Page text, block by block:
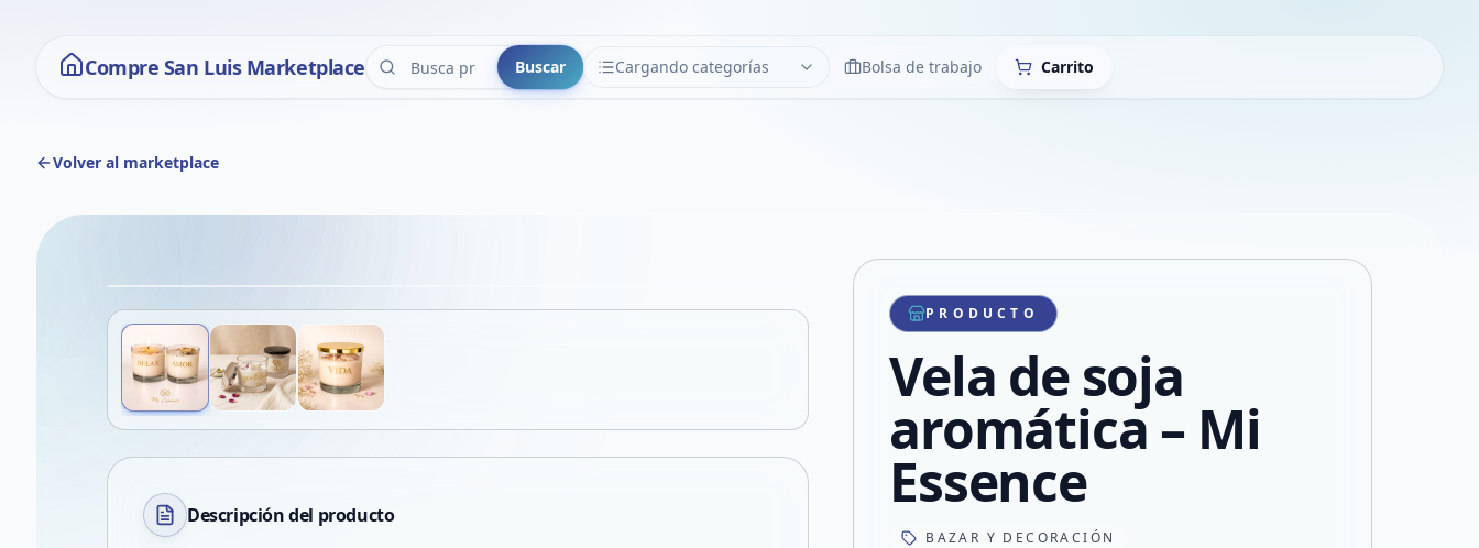
Compre San Luis Marketplace Buscar Cargando categorías
CATEGORÍAS LimpiarBolsa de trabajo Carrito
Volver al marketplace
Compartir producto
Compartir por WhatsApp
Compartir por mail
Compartir en Facebook
Descripción del producto
PRODUCTO
Vela de soja
aromática – Mi
Essence
BAZAR Y DECORACIÓN